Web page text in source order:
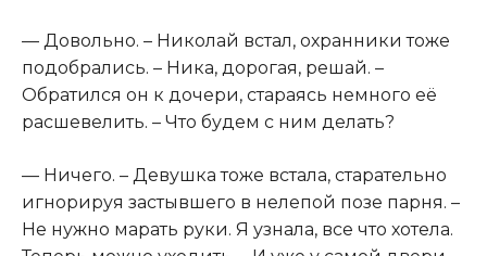
— Довольно. – Николай встал, охранники тоже
подобрались. – Ника, дорогая, решай. –
Обратился он к дочери, стараясь немного её
расшевелить. – Что будем с ним делать?
— Ничего. – Девушка тоже встала, старательно
игнорируя застывшего в нелепой позе парня. –
Не нужно марать руки. Я узнала, все что хотела.